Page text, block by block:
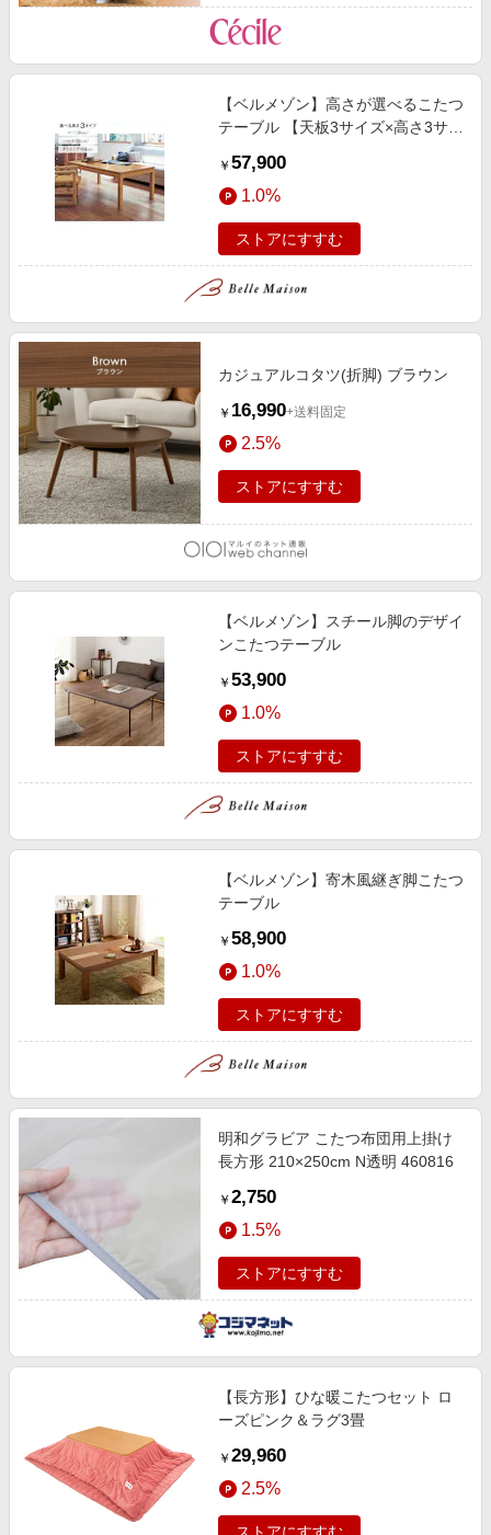
金融・マネー・保険
Samsung ボーナスキャンペーン
週末の高還元 夏の長期版
【ベルメゾン】高さが選べるこたつ
テーブル 【天板3サイズ×高さ3サイ
￥ 57,900
1.0%
ストアにすすむ
カジュアルコタツ(折脚) ブラウン
￥ 16,990+送料固定
2.5%
ストアにすすむ
【ベルメゾン】スチール脚のデザイ
ンこたつテーブル
￥ 53,900
1.0%
ストアにすすむ
【ベルメゾン】寄木風継ぎ脚こたつ
テーブル
￥ 58,900
1.0%
ストアにすすむ
明和グラビア こたつ布団用上掛け
長方形 210×250cm N透明 460816
￥ 2,750
1.5%
ストアにすすむ
【長方形】ひな暖こたつセット ロ
ーズピンク＆ラグ3畳
￥ 29,960
2.5%